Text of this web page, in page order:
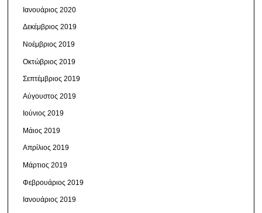
Ιανουάριος 2020
Δεκέμβριος 2019
Νοέμβριος 2019
Οκτώβριος 2019
Σεπτέμβριος 2019
Αύγουστος 2019
Ιούνιος 2019
Μάιος 2019
Απρίλιος 2019
Μάρτιος 2019
Φεβρουάριος 2019
Ιανουάριος 2019